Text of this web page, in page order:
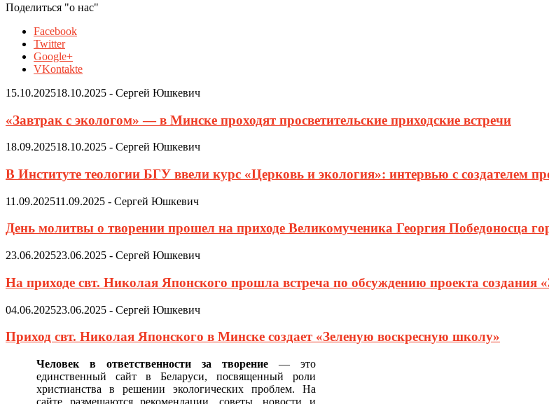
Поделиться "о нас"
Facebook
Twitter
Google+
VKontakte
15.10.202518.10.2025 - Сергей Юшкевич
«Завтрак с экологом» — в Минске проходят просветительские приходские встречи
18.09.202518.10.2025 - Сергей Юшкевич
В Институте теологии БГУ ввели курс «Церковь и экология»: интервью с создателем
11.09.202511.09.2025 - Сергей Юшкевич
День молитвы о творении прошел на приходе Великомученика Георгия Победоносца
23.06.202523.06.2025 - Сергей Юшкевич
На приходе свт. Николая Японского прошла встреча по обсуждению проекта создания
04.06.202523.06.2025 - Сергей Юшкевич
Приход свт. Николая Японского в Минске создает «Зеленую воскресную школу»
Человек в ответственности за творение— это
единственный сайт в Беларуси, посвященный роли
христианства в решении экологических проблем. На
сайте размещаются рекомендации, советы, новости и